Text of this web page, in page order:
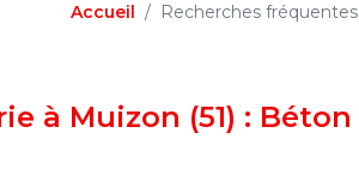
Accueil Recherches fréquentes
à Muizon (51) :